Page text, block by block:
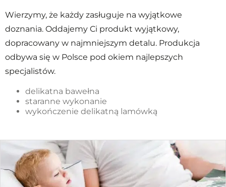
Wierzymy, że każdy zasługuje na wyjątkowe
doznania. Oddajemy Ci produkt wyjątkowy,
dopracowany w najmniejszym detalu. Produkcja
odbywa się w Polsce pod okiem najlepszych
specjalistów.
delikatna bawełna
staranne wykonanie
wykończenie delikatną lamówką